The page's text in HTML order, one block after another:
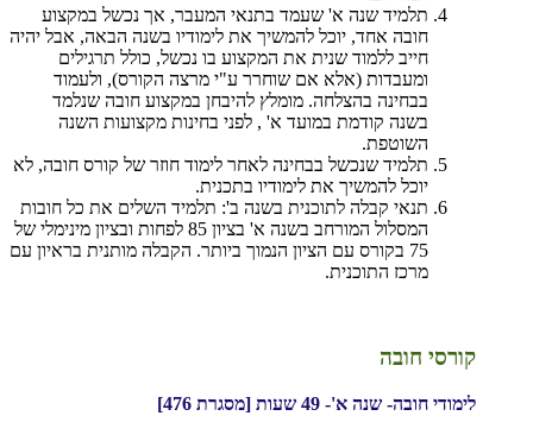
תלמיד שנה א' שעמד בתנאי המעבר, אך נכשל במקצוע
חובה אחד, יוכל להמשיך את לימודיו בשנה הבאה, אבל יהיה
חייב ללמוד שנית את המקצוע בו נכשל, כולל תרגילים
ומעבדות (אלא אם שוחרר ע"י מרצה הקורס), ולעמוד
בבחינה בהצלחה. מומלץ להיבחן במקצוע חובה שנלמד
בשנה קודמת במועד א' , לפני בחינות מקצועות השנה
השוטפת.
תלמיד שנכשל בבחינה לאחר לימוד חוזר של קורס חובה, לא
יוכל להמשיך את לימודיו בתכנית.
תנאי קבלה לתוכנית בשנה ב': תלמיד השלים את כל חובות
המסלול המורחב בשנה א' בציון 85 לפחות ובציון מינימלי של
75 בקורס עם הציון הנמוך ביותר. הקבלה מותנית בראיון עם
מרכז התוכנית.
קורסי חובה
לימודי חובה- שנה א'- 49 שעות [מסגרת 476]